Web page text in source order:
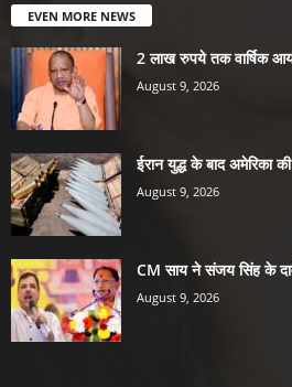
EVEN MORE NEWS
2 लाख रुपये तक वार्षिक आय
August 9, 2026
ईरान युद्ध के बाद अमेरिका
August 9, 2026
CM साय ने संजय सिंह के
August 9, 2026